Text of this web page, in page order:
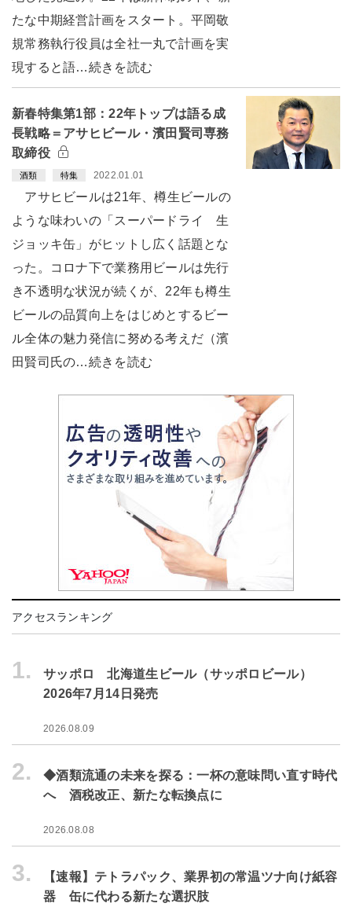
たな中期経営計画をスタート。平岡敬
規常務執行役員は全社一丸で計画を実
現すると語…続きを読む
新春特集第1部：22年トップは語る成
長戦略＝アサヒビール・濱田賢司専務
取締役
酒類 特集 2022.01.01
アサヒビールは21年、樽生ビールの
ような味わいの「スーパードライ 生
ジョッキ缶」がヒットし広く話題とな
った。コロナ下で業務用ビールは先行
き不透明な状況が続くが、22年も樽生
ビールの品質向上をはじめとするビー
ル全体の魅力発信に努める考えだ（濱
田賢司氏の…続きを読む
アクセスランキング
1.
サッポロ 北海道生ビール（サッポロビール）
2026年7月14日発売
2026.08.09
2.
◆酒類流通の未来を探る：一杯の意味問い直す時代
へ 酒税改正、新たな転換点に
2026.08.08
3.
【速報】テトラパック、業界初の常温ツナ向け紙容
器 缶に代わる新たな選択肢